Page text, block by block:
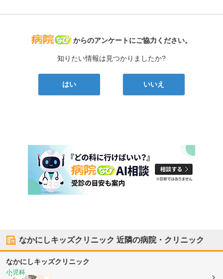
病院なび
からのアンケートにご協力ください。
知りたい情報は見つかりましたか?
はい いいえ
なかにしキッズクリニック 近隣の病院・クリニック
なかにしキッズクリニック
小児科